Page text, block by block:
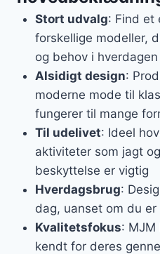
Stort udvalg: Find et
forskellige modeller,
og behov i hverdagen
Alsidigt design:
moderne mode til
fungerer til mange
Til udelivet: Ideel
aktiviteter som jagt
beskyttelse er vigtig
Hverdagsbrug:
dag, uanset om du
Kvalitetsfokus: MJM
kendt for deres